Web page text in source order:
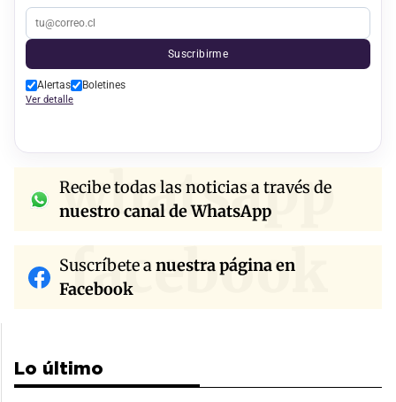
Suscribirme
Alertas Boletines
Ver detalle
whatsapp
Recibe todas las noticias a través de
nuestro canal de WhatsApp
facebook
Suscríbete anuestra página en
Facebook
Lo último